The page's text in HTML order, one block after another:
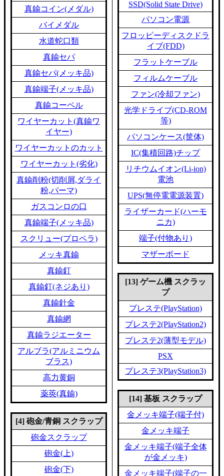
真鍮コイン(メダル)
バイメダル
水道蛇口類
真鍮セパ
真鍮セパ(メッキ品)
真鍮端子(メッキ品)
真鍮コーペル
ワイヤーカット(真鍮ワ
イヤー)
ワイヤーカットのカット
ワイヤーカット(劣化)
真鍮削粉(切削屑,ダライ
粉,パーマ)
ガスコンロの口
真鍮端子(メッキ品)
スクリュー(プロペラ)
メッキ真鍮
真鍮釘
真鍮釘(ネジあり)
真鍮針金
真鍮網
真鍮ラジエーター
アルブラ(アルミニウム
ブラス)
高力黄銅
薬莢(真鍮)
[4] 砲金/青銅 スクラップ
砲金スクラップ
砲金(上)
砲金(下)
SSD(Solid State Drive)
パソコン電源
フロッピーディスクドラ
イブ(FDD)
フラットケーブル
フィルムケーブル
ファン(冷却ファン)
光学ドライブ(CD-ROM
等)
パソコンケース(筐体)
IC(集積回路)チップ
リチウムイオン(Li-ion)
電池
UPS(無停電電源装置)
ライザーカード(ハーモ
ニカ)
端子(付物あり)
マザーボード
[13] ゲーム機 スクラッ
プ
プレステ(PlayStation)
プレステ2(PlayStation2)
プレステ2(薄型モデル)
PSX
プレステ3(PlayStation3)
[14] 基板 スクラップ
金メッキ端子(端子付)
金メッキ端子
金メッキ端子(端子全体
が金メッキ)
金メッキ端子(端子の一